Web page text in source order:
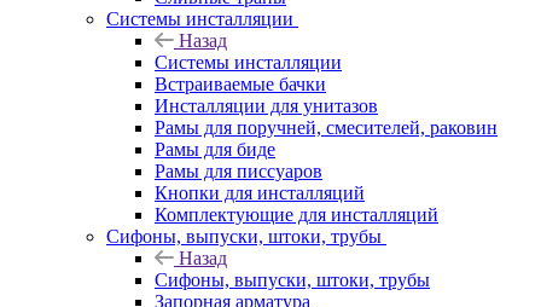
Системы инсталляции
Назад
Системы инсталляции
Встраиваемые бачки
Инсталляции для унитазов
Рамы для поручней, смесителей, раковин
Рамы для биде
Рамы для писсуаров
Кнопки для инсталляций
Комплектующие для инсталляций
Сифоны, выпуски, штоки, трубы
Назад
Сифоны, выпуски, штоки, трубы
Запорная арматура